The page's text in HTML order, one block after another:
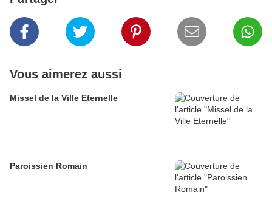
Vous aimerez aussi
Missel de la Ville Eternelle
Paroissien Romain